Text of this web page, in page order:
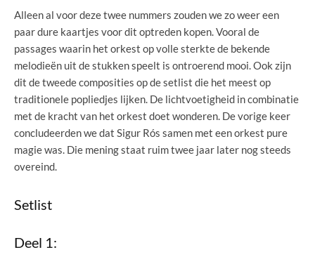
Alleen al voor deze twee nummers zouden we zo weer een
paar dure kaartjes voor dit optreden kopen. Vooral de
passages waarin het orkest op volle sterkte de bekende
melodieën uit de stukken speelt is ontroerend mooi. Ook zijn
dit de tweede composities op de setlist die het meest op
traditionele popliedjes lijken. De lichtvoetigheid in combinatie
met de kracht van het orkest doet wonderen. De vorige keer
concludeerden we dat Sigur Rós samen met een orkest pure
magie was. Die mening staat ruim twee jaar later nog steeds
overeind.
Setlist
Deel 1: